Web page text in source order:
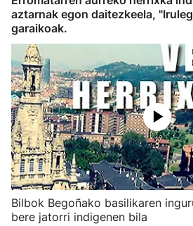
aztarnak egon daitezkeela,
garaikoak.
Bilbok Begoñako basilikaren
bere jatorri indigenen bila